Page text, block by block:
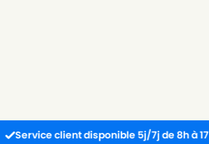
client disponible 5j/7j de 8h à 17h30.